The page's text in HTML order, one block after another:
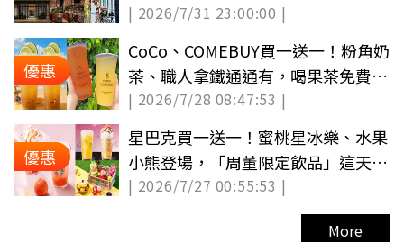
吃到飽
| 2026/7/31 23:00:00 |
優惠
CoCo、COMEBUY買一送一！粉角奶
茶、職人拿鐵通通有，喝果茶免費送
面膜
| 2026/7/28 08:47:53 |
優惠
星巴克買一送一！蜜桃星冰樂、水果
小熊登場，「周董限定飲品」這天開
喝
| 2026/7/27 00:55:53 |
More